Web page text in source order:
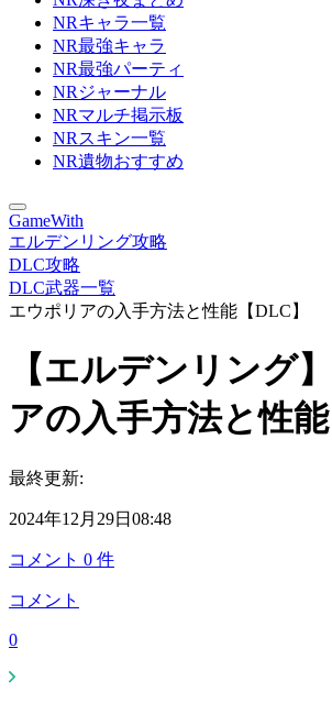
NRキャラ一覧
NR最強キャラ
NR最強パーティ
NRジャーナル
NRマルチ掲示板
NRスキン一覧
NR遺物おすすめ
GameWith
エルデンリング攻略
DLC攻略
DLC武器一覧
エウポリアの入手方法と性能【DLC】
【エルデンリング
アの入手方法と性能
最終更新:
2024年12月29日08:48
コメント 0 件
コメント
0